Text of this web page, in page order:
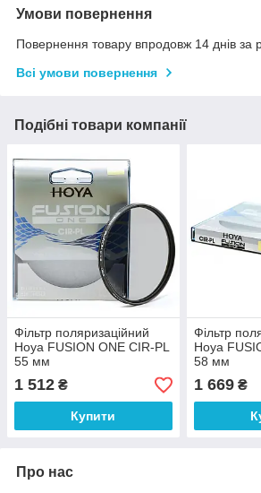
Умови повернення
Повернення товару впродовж 14 днів за
Всі умови повернення
Подібні товари компанії
Фільтр поляризаційний
Hoya FUSION ONE CIR-PL
55 мм
1 512 ₴
Купити
Фільтр
Hoya
58 мм
1 669₴
Про нас